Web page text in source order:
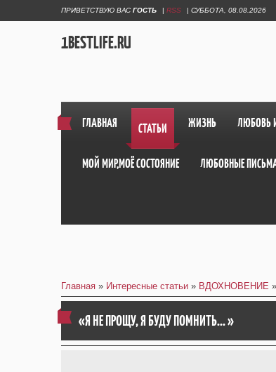
ПРИВЕТСТВУЮ ВАС ГОСТЬ | RSS | СУББОТА, 08.08.2026
1BESTLIFE.RU
ГЛАВНАЯ СТАТЬИ ЖИЗНЬ ЛЮБОВЬ
МОЙ МИР,МОЁ СОСТОЯНИЕ ЛЮБОВНЫЕ
Главная » Интересные статьи » ВДОХНОВЕНИЕ
«Я НЕ ПРОЩУ, Я БУДУ ПОМНИТЬ... »